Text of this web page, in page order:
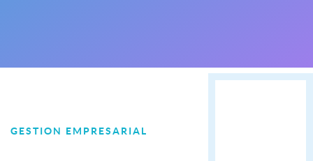
GESTION EMPRESARIAL